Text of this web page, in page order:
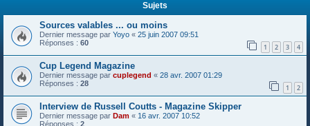
Sujets
Sources valables ... ou moins
Dernier message par Yoyo « 25 juin 2007 09:51
Réponses : 60 1 2 3 4
Cup Legend Magazine
Dernier message par cuplegend « 28 avr. 2007 01:29
Réponses : 28 1 2
Interview de Russell Coutts - Magazine Skipper
Dernier message par Dam « 16 avr. 2007 10:52
Réponses : 2